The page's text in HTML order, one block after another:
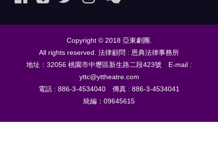
Copyright © 2018 亞東劇團.
All rights reserved. 法律顧問 : 恩典法律事務所
地址：32056 桃園市中壢區新生路二段423號 E-mail :
yttc@yttheatre.com
電話 : 886-3-4534040 傳真 : 886-3-4534041
統編：09645615